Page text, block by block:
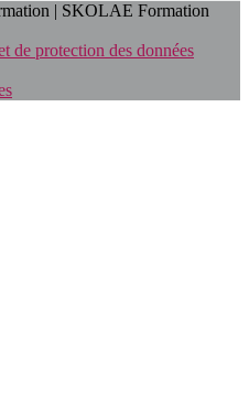
| SKOLAE Formation
de protection des données